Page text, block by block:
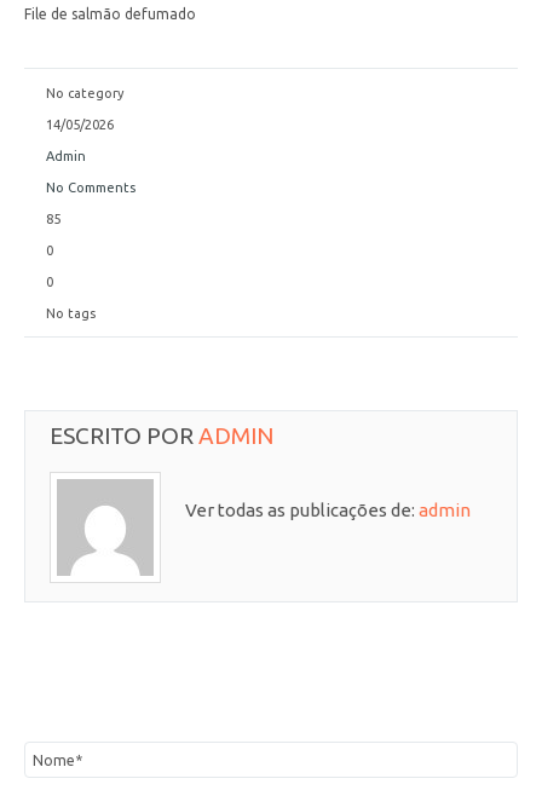
File de salmão defumado
No category
14/05/2026
Admin
No Comments
85
0
0
No tags
ESCRITO POR ADMIN
Ver todas as publicações de: admin